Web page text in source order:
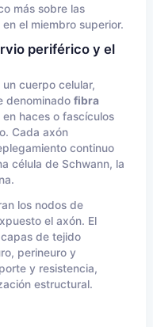
más sobre las
el miembro superior.
periférico y el
cuerpo celular,
denominado fibra
haces o fascículos
Cada axón
continuo
célula de Schwann, la
los nodos de
el axón. El
de tejido
perineuro y
y resistencia,
estructural.